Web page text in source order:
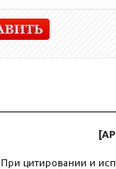
[
При цитировании и